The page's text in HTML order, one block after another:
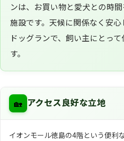
ンは、お買い物と愛犬との時
施設です。天候に関係なく安
ドッグランで、飼い主にとっ
す。
🏡 アクセス良好な立地
イオンモール徳島の4階という便利